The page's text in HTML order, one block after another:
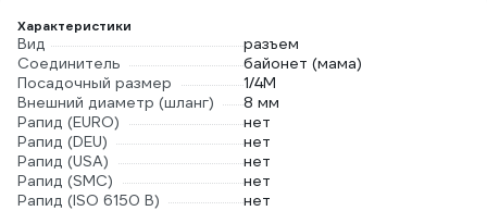
Характеристики
Вид
разъем
Соединитель
байонет (мама)
Посадочный размер
1/4М
Внешний диаметр (шланг)
8 мм
Рапид (EURO)
нет
Рапид (DEU)
нет
Рапид (USA)
нет
Рапид (SMC)
нет
Рапид (ISO 6150 B)
нет